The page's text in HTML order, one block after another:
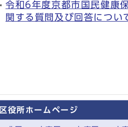
令和6年度京都市国民健康
関する質問及び回答につい
区役所ホームページ